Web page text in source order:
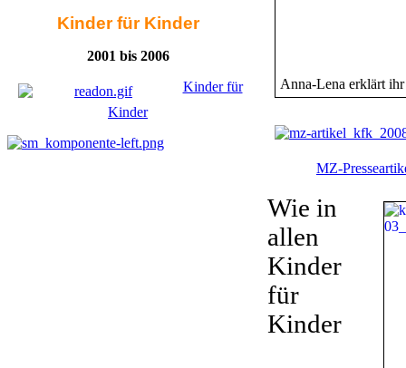
Kinder für Kinder
2001 bis 2006
Kinder für
Kinder
Anna-Lena erklärt
MZ-
Wie in
allen
Kinder
für
Kinder